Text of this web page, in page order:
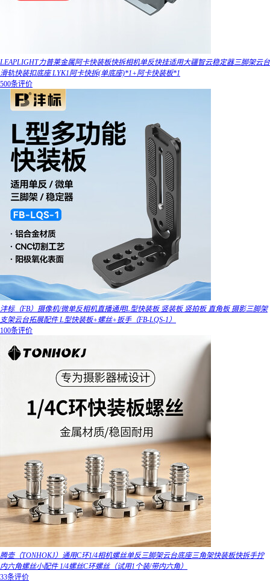
LEAPLIGHT力普莱金属阿卡快装板快拆相机单反快挂适用大疆智云稳定器三脚架云台
滑轨快装扣底座 LYK1阿卡快拆(单底座)*1+阿卡快装板*1
500条评价
沣标（FB）摄像机/微单反相机直播通用L型快装板 竖装板 竖拍板 直角板 摄影三脚架
支架云台拓展配件 L型快装板+螺丝+扳手（FB-LQS-1）
100条评价
腾壶（TONHOKJ）通用C环1/4相机螺丝单反三脚架云台底座三角架快装板快拆手拧
内六角螺丝小配件 1/4螺丝C环螺丝（试用1个装/带内六角）
33条评价